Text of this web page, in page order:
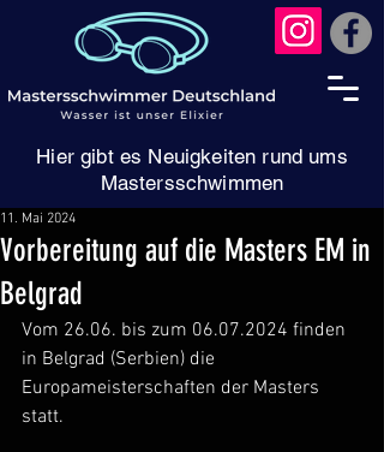
Hier gibt es Neuigkeiten rund ums
Mastersschwimmen
Vorbereitung auf die Masters EM in
Belgrad
11. Mai 2024
Vom 26.06. bis zum 06.07.2024 finden
in Belgrad (Serbien) die
Europameisterschaften der Masters
statt.